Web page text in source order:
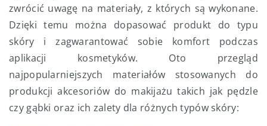
zwrócić uwagę na materiały, z których są wykonane.
Dzięki temu można dopasować produkt do typu
skóry i zagwarantować sobie komfort podczas
aplikacji kosmetyków. Oto przegląd
najpopularniejszych materiałów stosowanych do
produkcji akcesoriów do makijażu takich jak pędzle
czy gąbki oraz ich zalety dla różnych typów skóry: